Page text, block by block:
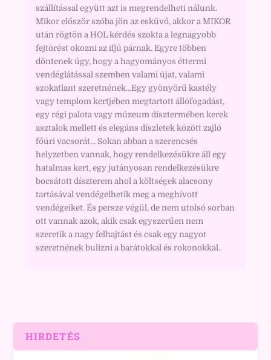
szállítással együtt azt is megrendelheti nálunk.
Mikor először szóba jön az esküvő, akkor a MIKOR
után rögtön a HOL kérdés szokta a legnagyobb
fejtörést okozni az ifjú párnak. Egyre többen
döntenek úgy, hogy a hagyományos éttermi
vendéglátással szemben valami újat, valami
szokatlant szeretnének...Egy gyönyörű kastély
vagy templom kertjében megtartott állófogadást,
egy régi palota vagy múzeum dísztermében kerek
asztalok mellett és elegáns díszletek között zajló
főúri vacsorát... Sokan abban a szerencsés
helyzetben vannak, hogy rendelkezésükre áll egy
hatalmas kert, egy jutányosan rendelkezésükre
bocsátott díszterem ahol a költségek alacsony
tartásával vendégelhetik meg a meghívott
vendégeiket. És persze végül, de nem utolsó sorban
ott vannak azok, akik csak egyszerűen nem
szeretik a nagy felhajtást és csak egy nagyot
szeretnének bulizni a barátokkal és rokonokkal.
HIRDETÉS